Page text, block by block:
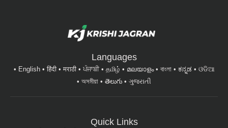
Languages
English हिंदी मराठी ਪੰਜਾਬੀ தமிழ் മലയാളം বাংলা ಕನ್ನಡ
ଓଡିଆ
অসমীয়া
తెలుగు ગુજરાતી
Quick Links